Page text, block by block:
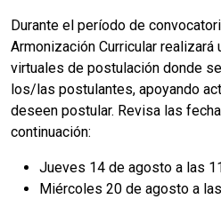
Durante el período de
Armonización Curricular
virtuales de postulación donde
los/las postulantes, apoyando
deseen postular. Revisa las
continuación:
Jueves 14 de agosto a las
Miércoles 20 de agosto a